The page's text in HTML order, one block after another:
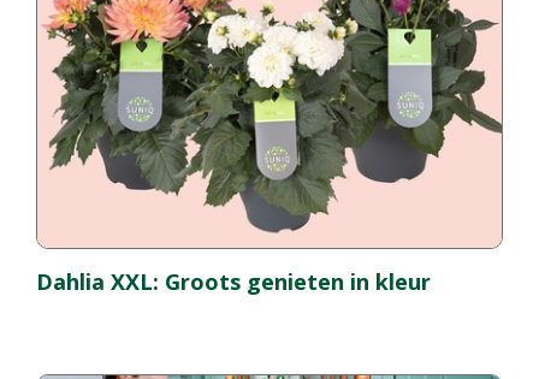
Dahlia XXL: Groots genieten in kleur